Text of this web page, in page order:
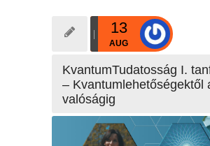
13
AUG
KvantumTudatosság I.
– Kvantumlehetőségektől
valóságig